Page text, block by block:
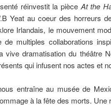
réinvestit la pièce At the
Yeat au coeur des horreurs
Irlandais, le mouvement
multiples collaborations
vive dramatisation du théâtre
qui infusent nos actes et
entraîne au musée de
à la fête des morts.